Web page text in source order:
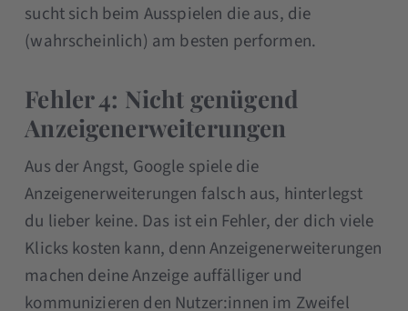
sucht sich beim Ausspielen die aus, die
(wahrscheinlich) am besten performen.
Fehler 4: Nicht genügend
Anzeigenerweiterungen
Aus der Angst, Google spiele die
Anzeigenerweiterungen falsch aus, hinterlegst
du lieber keine. Das ist ein Fehler, der dich viele
Klicks kosten kann, denn Anzeigenerweiterungen
machen deine Anzeige auffälliger und
kommunizieren den Nutzer:innen im Zweifel